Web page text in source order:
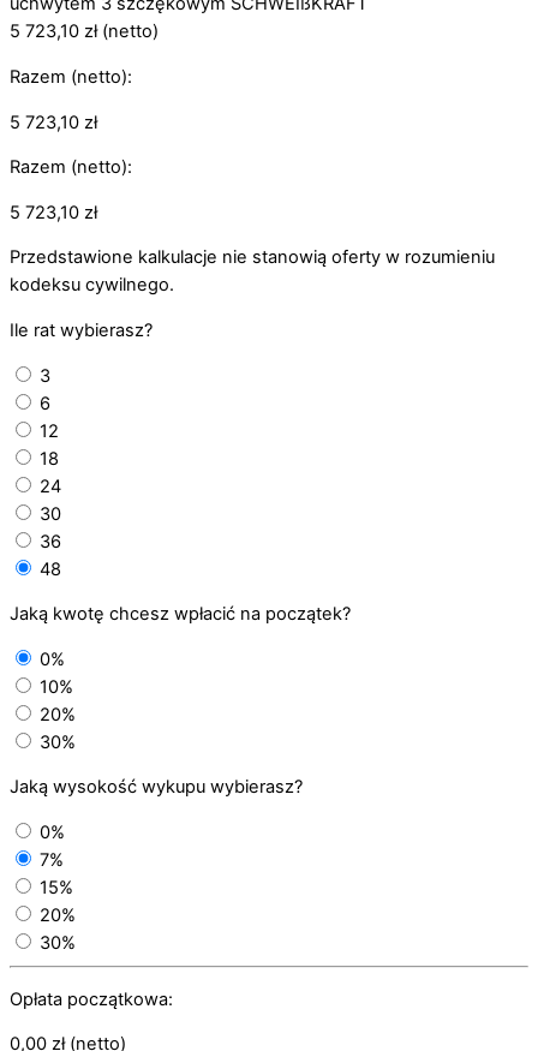
5 723,10 zł(netto)
Razem (netto):
5 723,10 zł
Razem (netto):
5 723,10 zł
Przedstawione kalkulacje nie stanowią oferty w rozumieniu
kodeksu cywilnego.
Ile rat wybierasz?
3
6
12
18
24
30
36
48
Jaką kwotę chcesz wpłacić na początek?
0%
10%
20%
30%
Jaką wysokość wykupu wybierasz?
0%
7%
15%
20%
30%
Opłata początkowa:
0,00 zł(netto)